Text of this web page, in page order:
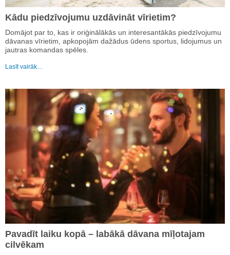
Kādu piedzīvojumu uzdāvināt vīrietim?
Domājot par to, kas ir oriģinālākās un interesantākās piedzīvojumu
dāvanas vīrietim, apkopojām dažādus ūdens sportus, lidojumus un
jautras komandas spēles.
Lasīt vairāk…
Pavadīt laiku kopā – labākā dāvana mīļotajam
cilvēkam